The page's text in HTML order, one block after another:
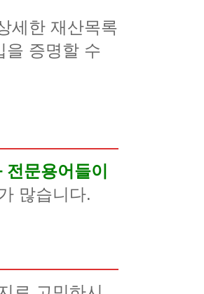
세한 재산목록
을 증명할 수
문용어들이
많습니다.